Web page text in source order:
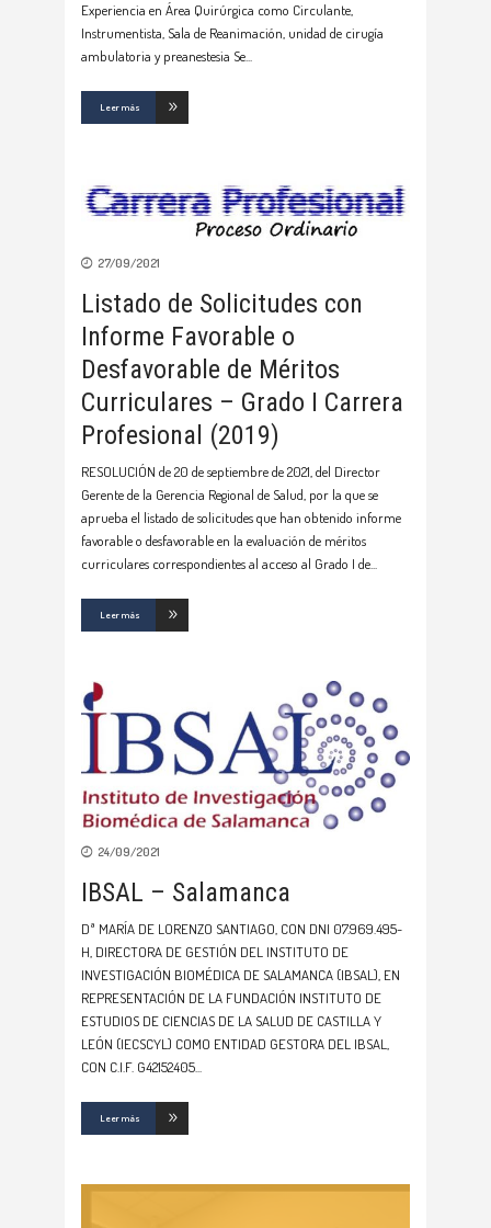
Experiencia en Área Quirúrgica como Circulante,
Instrumentista, Sala de Reanimación, unidad de cirugía
ambulatoria y preanestesia Se
Leer más
27/09/2021
Listado de Solicitudes con
Informe Favorable o
Desfavorable de Méritos
Curriculares – Grado I Carrera
Profesional (2019)
RESOLUCIÓN de 20 de septiembre de 2021, del Director
Gerente de la Gerencia Regional de Salud, por la que se
aprueba el listado de solicitudes que han obtenido informe
favorable o desfavorable en la evaluación de méritos
curriculares correspondientes al acceso al Grado I de
Leer más
24/09/2021
IBSAL – Salamanca
Dª MARÍA DE LORENZO SANTIAGO, CON DNI 07.969.495-
H, DIRECTORA DE GESTIÓN DEL INSTITUTO DE
INVESTIGACIÓN BIOMÉDICA DE SALAMANCA (IBSAL), EN
REPRESENTACIÓN DE LA FUNDACIÓN INSTITUTO DE
ESTUDIOS DE CIENCIAS DE LA SALUD DE CASTILLA Y
LEÓN (IECSCYL) COMO ENTIDAD GESTORA DEL IBSAL,
CON C.I.F. G42152405
Leer más